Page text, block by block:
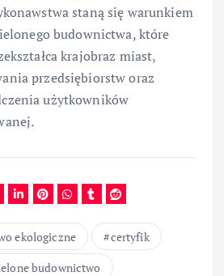
staną się warunkiem
budownictwa, które
krajobraz miast,
przedsiębiorstw oraz
użytkowników
ekologiczne
certyfik
budownictwo